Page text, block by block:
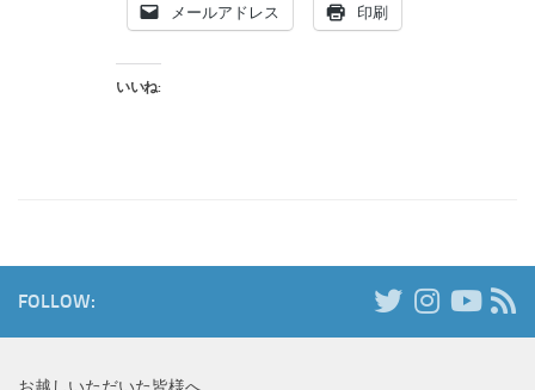
メールアドレス 印刷
いいね:
FOLLOW: